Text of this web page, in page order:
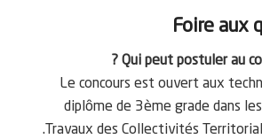
Foire aux
Le concours est ouvert aux
diplôme de 3ème grade dans
Travaux des Collectivités